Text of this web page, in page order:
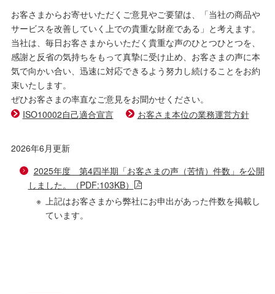
お客さまからお寄せいただくご意見やご要望は、「当社の商品や
サービスを改善していく上での貴重な財産である」と考えます。
当社は、毎日お客さまからいただく貴重な声のひとつひとつを、
感謝と反省の気持ちをもって真摯に受け止め、お客さまの声に本
気で向かい合い、迅速に対応できるよう努力し続けることをお約
束いたします。
ぜひお客さまの率直なご意見をお聞かせください。
ISO10002自己適合宣言
お客さま本位の業務運営方針
2026年6月更新
2025年度 第4四半期「お客さまの声（苦情）件数」を公開
しました。（PDF:103KB）
上記はお客さまから弊社にお申出があった件数を掲載し
ています。